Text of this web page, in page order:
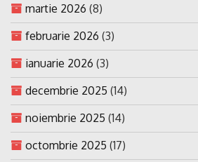
martie 2026 (8)
februarie 2026 (3)
ianuarie 2026 (3)
decembrie 2025 (14)
noiembrie 2025 (14)
octombrie 2025 (17)